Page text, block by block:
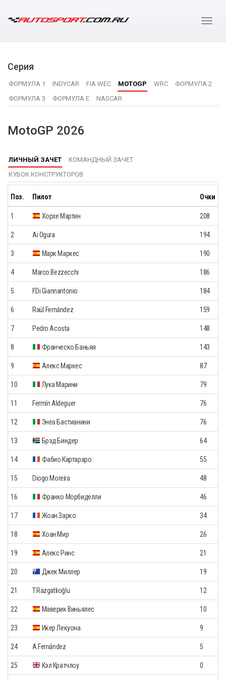
Серия
ФОРМУЛА 1 INDYCAR FIA WEC MOTOGP WRC
ФОРМУЛА 2
ФОРМУЛА 3
ФОРМУЛА E NASCAR
MotoGP 2026
ЛИЧНЫЙ ЗАЧЕТ
КОМАНДНЫЙ ЗАЧЕТ
КУБОК КОНСТРУКТОРОВ
Поз. Пилот Очки
1 Хорхе Мартин 208
2 Ai Ogura 194
3 Марк Маркес 190
4 Marco Bezzecchi 186
5 F.Di Giannantonio 184
6 Raúl Fernández 159
7 Pedro Acosta 148
8 Франческо Баньяя 143
9 Алекс Маркес 87
10 Лука Марини 79
11 Fermín Aldeguer 76
12 Энеа Бастианини 76
13 Брэд Биндер 64
14 Фабио Картараро 55
15 Diogo Moreira 48
16 Франко Морбиделли 46
17 Жоан Зарко 34
18 Хоан Мир 26
19 Алекс Ринс 21
20 Джек Миллер 19
21 T.Razgatlıoğlu 12
22 Маверик Виньялес 10
23 Икер Лекуона 9
24 A.Fernández 5
25 Кэл Кратчлоу 0